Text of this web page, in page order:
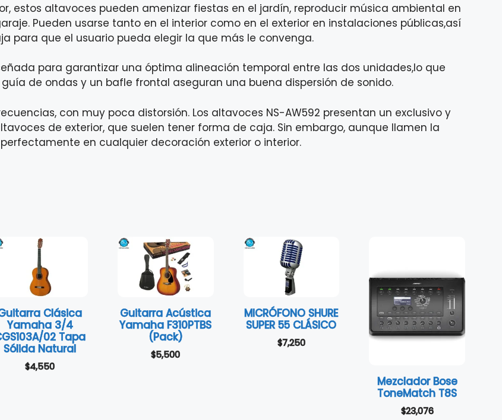
estos altavoces pueden amenizar fiestas en el jardín, reproducir música ambiental en
Pueden usarse tanto en el interior como en el exterior en instalaciones públicas,así
para que el usuario pueda elegir la que más le convenga.
para garantizar una óptima alineación temporal entre las dos unidades,lo que
de ondas y un bafle frontal aseguran una buena dispersión de sonido.
con muy poca distorsión. Los altavoces NS-AW592 presentan un exclusivo y
de exterior, que suelen tener forma de caja. Sin embargo, aunque llamen la
en cualquier decoración exterior o interior.
Clásica
Yamaha 3/4
02 Tapa
Sólida Natural
$4,550
Guitarra Acústica
Yamaha F310PTBS
(Pack)
$5,500
MICRÓFONO SHURE
SUPER 55 CLÁSICO
$7,250
Mezclador Bose
ToneMatch T8S
$23,076